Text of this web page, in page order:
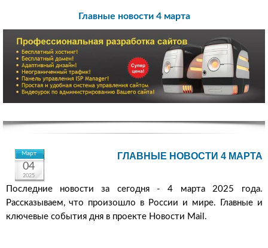
Главные новости 4 марта
Март
04
2025
ГЛАВНЫЕ НОВОСТИ 4 МАРТА
Последние новости за сегодня - 4 марта 2025 года.
Рассказываем, что произошло в России и мире. Главные и
ключевые события дня в проекте Новости Mail.